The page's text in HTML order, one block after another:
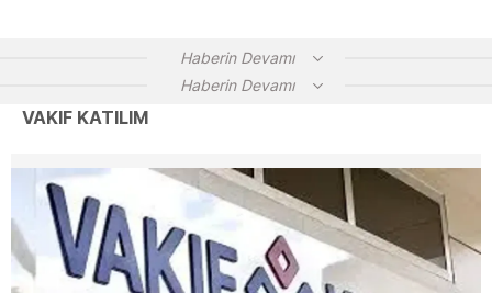
Haberin Devamı
Haberin Devamı
VAKIF KATILIM